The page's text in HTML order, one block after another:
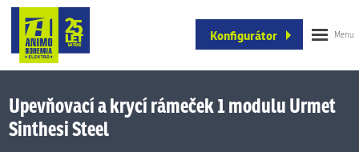
Konfigurátor
Upevňovací a krycí rámeček 1 modulu Urmet
Sinthesi Steel